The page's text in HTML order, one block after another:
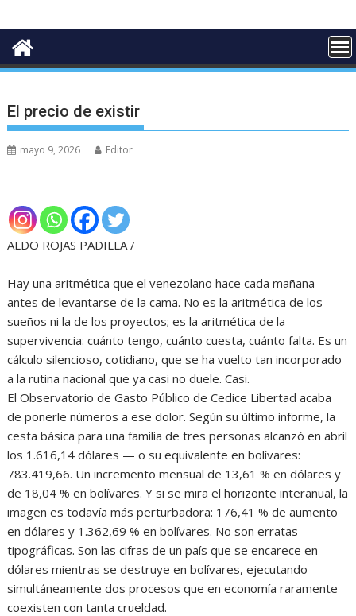
‎El precio de existir
mayo 9, 2026 Editor
ALDO ROJAS PADILLA /
‎Hay una aritmética que el venezolano hace cada mañana
antes de levantarse de la cama. No es la aritmética de los
sueños ni la de los proyectos; es la aritmética de la
supervivencia: cuánto tengo, cuánto cuesta, cuánto falta. Es un
cálculo silencioso, cotidiano, que se ha vuelto tan incorporado
a la rutina nacional que ya casi no duele. Casi.
‎El Observatorio de Gasto Público de Cedice Libertad acaba
de ponerle números a ese dolor. Según su último informe, la
cesta básica para una familia de tres personas alcanzó en abril
los 1.616,14 dólares — o su equivalente en bolívares:
783.419,66. Un incremento mensual de 13,61 % en dólares y
de 18,04 % en bolívares. Y si se mira el horizonte interanual, la
imagen es todavía más perturbadora: 176,41 % de aumento
en dólares y 1.362,69 % en bolívares. No son erratas
tipográficas. Son las cifras de un país que se encarece en
dólares mientras se destruye en bolívares, ejecutando
simultáneamente dos procesos que en economía raramente
coexisten con tanta crueldad.